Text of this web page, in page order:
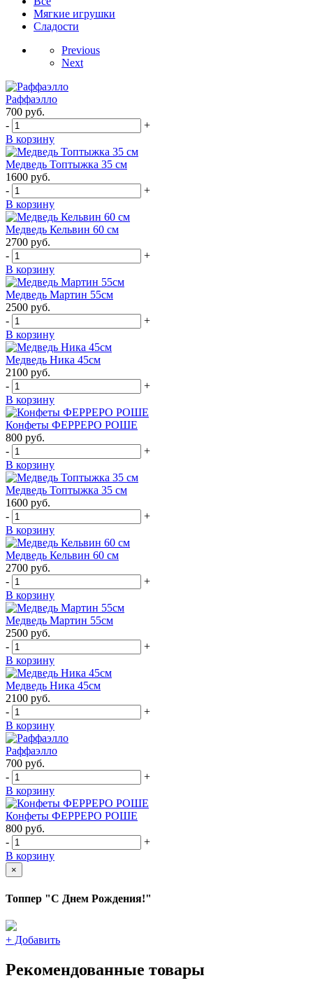
Мягкие игрушки
Сладости
Previous
Next
Раффаэлло
700 руб.
-
+
В корзину
Медведь Топтыжка 35 см
1600 руб.
-
+
В корзину
Медведь Кельвин 60 см
2700 руб.
-
+
В корзину
Медведь Мартин 55см
2500 руб.
-
+
В корзину
Медведь Ника 45см
2100 руб.
-
+
В корзину
Конфеты ФЕРРЕРО РОШЕ
800 руб.
-
+
В корзину
Медведь Топтыжка 35 см
1600 руб.
-
+
В корзину
Медведь Кельвин 60 см
2700 руб.
-
+
В корзину
Медведь Мартин 55см
2500 руб.
-
+
В корзину
Медведь Ника 45см
2100 руб.
-
+
В корзину
Раффаэлло
700 руб.
-
+
В корзину
Конфеты ФЕРРЕРО РОШЕ
800 руб.
-
+
В корзину
×
Топпер "С Днем Рождения!"
+ Добавить
Рекомендованные товары